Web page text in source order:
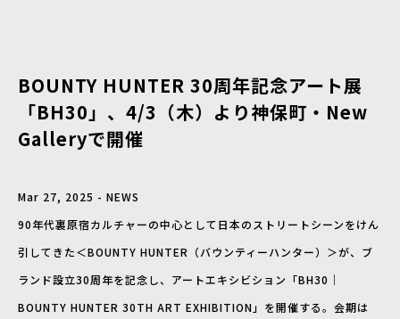
BOUNTY HUNTER 30周年記念アート展
「BH30」、4/3（木）より神保町・New
Galleryで開催
Mar 27, 2025 - NEWS
90年代裏原宿カルチャーの中心として日本のストリートシーンをけん
引してきた＜BOUNTY HUNTER（バウンティーハンター）＞が、ブ
ランド設立30周年を記念し、アートエキシビション「BH30｜
BOUNTY HUNTER 30TH ART EXHIBITION」を開催する。会期は